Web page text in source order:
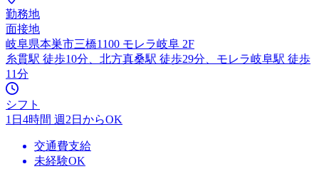
勤務地
面接地
岐阜県本巣市三橋1100 モレラ岐阜 2F
糸貫駅 徒歩10分、北方真桑駅 徒歩29分、モレラ岐阜駅 徒歩
11分
シフト
1日4時間 週2日からOK
交通費支給
未経験OK